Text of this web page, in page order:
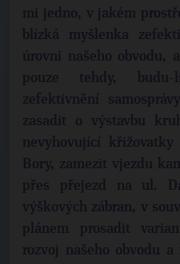
mi jedno, v jakém
blízká myšlenka
úrovni našeho obvodu,
pouze tehdy,
zefektivnění
zasadit o výstavbu
nevyhovující
Bory, zamezit vjezdu
přes přejezd na ul.
výškových zábran, v
plánem prosadit
rozvoj našeho obvodu